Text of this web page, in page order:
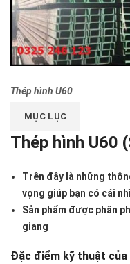
Thép hình U60
MỤC LỤC
Thép hình U60
Trên đây là những
vọng giúp bạn có cái
Sản phẩm được phân
giang
Đặc điểm kỹ thuật của